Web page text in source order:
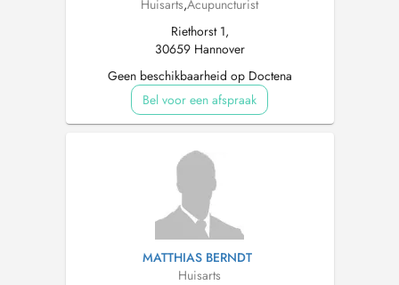
Huisarts,Acupuncturist
Riethorst 1,
30659 Hannover
Geen beschikbaarheid op Doctena
Bel voor een afspraak
MATTHIAS BERNDT
Huisarts